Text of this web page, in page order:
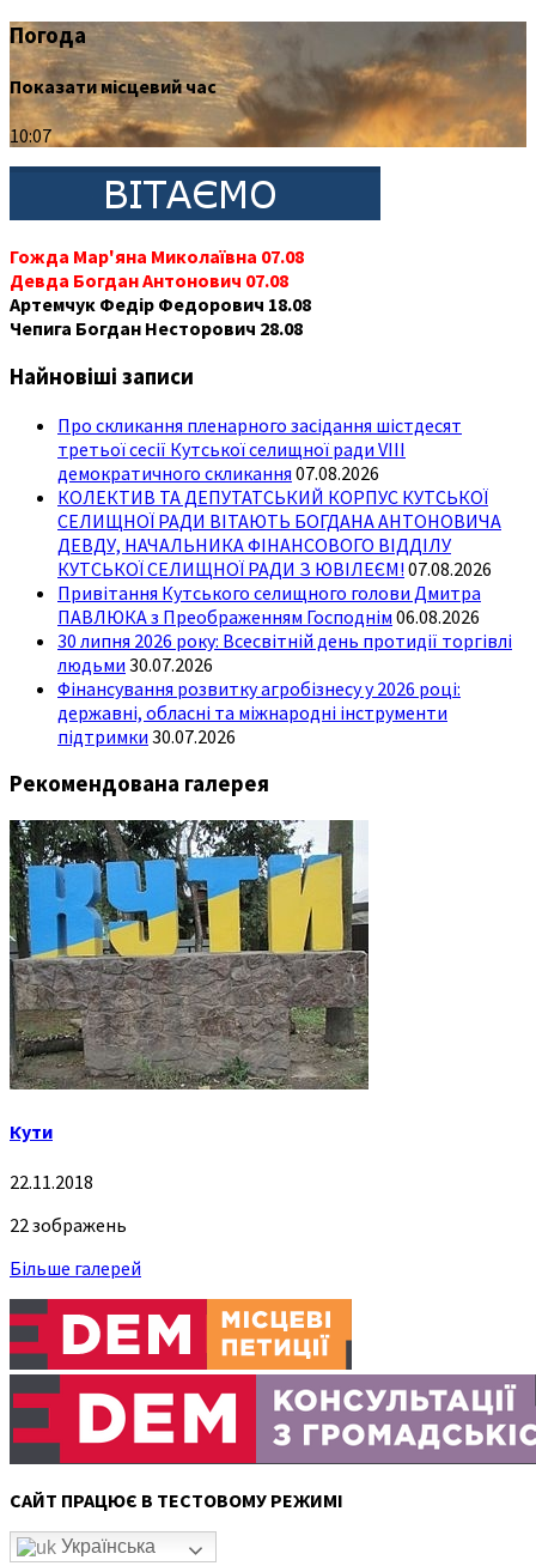
Погода
Показати місцевий час
10:07
Гожда Мар'яна Миколаївна 07.08
Девда Богдан Антонович 07.08
Артемчук Федір Федорович 18.08
Чепига Богдан Несторович 28.08
Найновіші записи
Про скликання пленарного засідання шістдесят
третьої сесії Кутської селищної ради VIII
демократичного скликання 07.08.2026
КОЛЕКТИВ ТА ДЕПУТАТСЬКИЙ КОРПУС КУТСЬКОЇ
СЕЛИЩНОЇ РАДИ ВІТАЮТЬ БОГДАНА АНТОНОВИЧА
ДЕВДУ, НАЧАЛЬНИКА ФІНАНСОВОГО ВІДДІЛУ
КУТСЬКОЇ СЕЛИЩНОЇ РАДИ З ЮВІЛЕЄМ! 07.08.2026
Привітання Кутського селищного голови Дмитра
ПАВЛЮКА з Преображенням Господнім 06.08.2026
30 липня 2026 року: Всесвітній день протидії торгівлі
людьми 30.07.2026
Фінансування розвитку агробізнесу у 2026 році:
державні, обласні та міжнародні інструменти
підтримки 30.07.2026
Рекомендована галерея
Кути
22.11.2018
22 зображень
Більше галерей
САЙТ ПРАЦЮЄ В ТЕСТОВОМУ РЕЖИМІ
Українська